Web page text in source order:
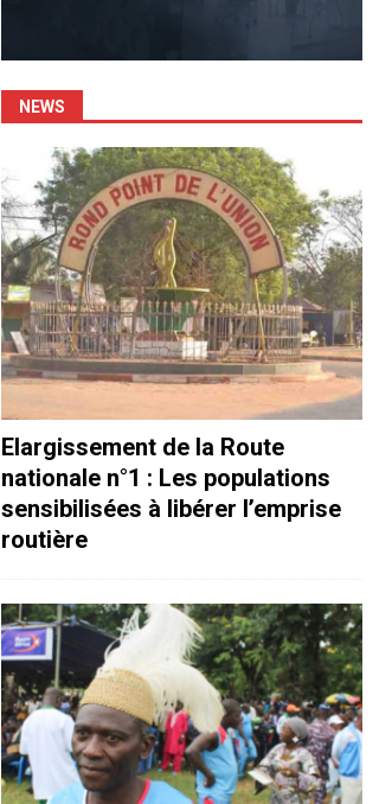
NEWS
Elargissement de la Route
nationale n°1 : Les populations
sensibilisées à libérer l’emprise
routière